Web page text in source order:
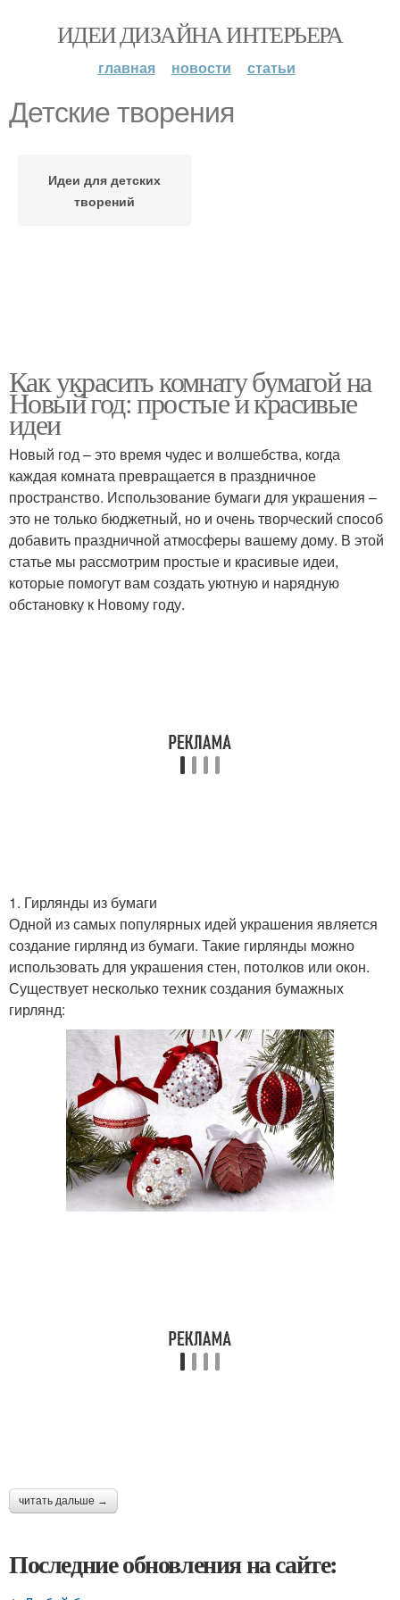
ИДЕИ ДИЗАЙНА ИНТЕРЬЕРА
главная новости статьи
Детские творения
Идеи для детских
творений
Как украсить комнату бумагой на
Новый год: простые и красивые
идеи
Новый год – это время чудес и волшебства, когда
каждая комната превращается в праздничное
пространство. Использование бумаги для украшения –
это не только бюджетный, но и очень творческий способ
добавить праздничной атмосферы вашему дому. В этой
статье мы рассмотрим простые и красивые идеи,
которые помогут вам создать уютную и нарядную
обстановку к Новому году.
1. Гирлянды из бумаги
Одной из самых популярных идей украшения является
создание гирлянд из бумаги. Такие гирлянды можно
использовать для украшения стен, потолков или окон.
Существует несколько техник создания бумажных
гирлянд:
читать дальше →
Последние обновления на сайте: